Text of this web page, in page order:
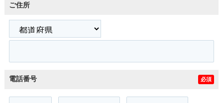
ご住所
電話番号 必須